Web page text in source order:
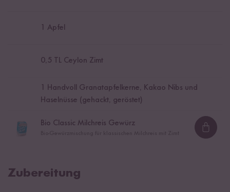
1 Apfel
0,5 TL Ceylon Zimt
Handvoll Granatapfelkerne, Kakao Nibs und
Haselnüsse (gehackt, geröstet)
Bio Classic Milchreis Gewürz
Zubereitung